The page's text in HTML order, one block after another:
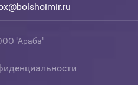
"Араба"